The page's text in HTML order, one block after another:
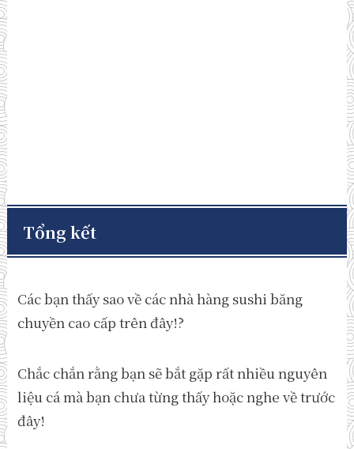
Tổng kết
Các bạn thấy sao về các nhà hàng sushi băng
chuyền cao cấp trên đây!?
Chắc chắn rằng bạn sẽ bắt gặp rất nhiều nguyên
liệu cá mà bạn chưa từng thấy hoặc nghe về trước
đây!